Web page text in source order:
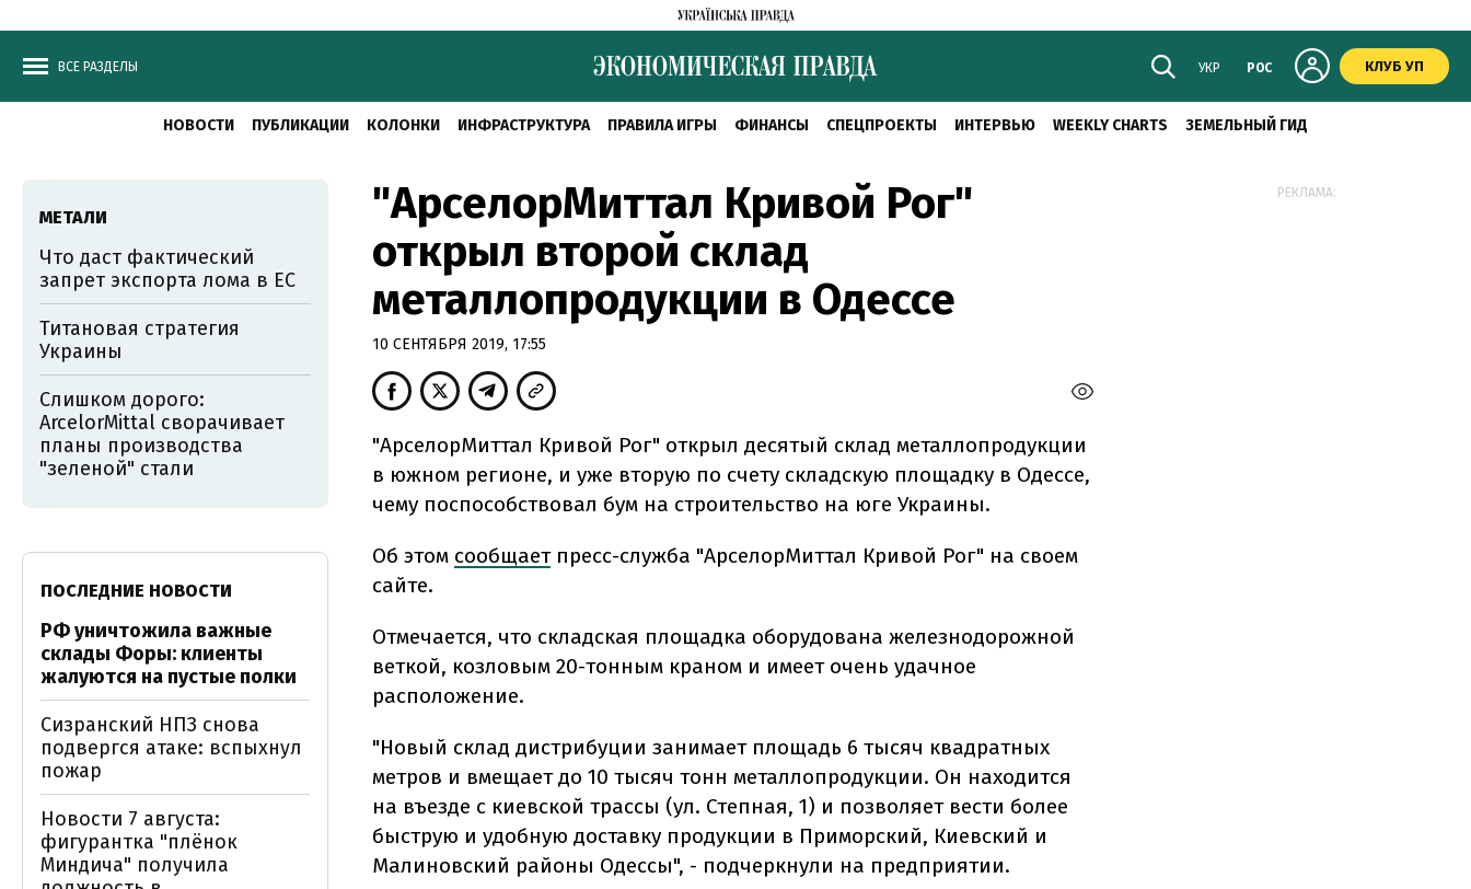
ВСЕ РАЗДЕЛЫ УКР РОС КЛУБ УП
НОВОСТИ ПУБЛИКАЦИИ КОЛОНКИ ИНФРАСТРУКТУРА ПРАВИЛА ИГРЫ ФИНАНСЫ СПЕЦПРОЕКТЫ ИНТЕРВЬЮ WEEKLY CHARTS ЗЕМЕЛЬНЫЙ ГИД
"АрселорМиттал Кривой Рог"
открыл второй склад
металлопродукции в Одессе
10 СЕНТЯБРЯ 2019, 17:55
"АрселорМиттал Кривой Рог" открыл десятый склад металлопродукции
в южном регионе, и уже вторую по счету складскую площадку в Одессе,
чему поспособствовал бум на строительство на юге Украины.
Об этом сообщаетпресс-служба "АрселорМиттал Кривой Рог" на своем
сайте.
Отмечается, что складская площадка оборудована железнодорожной
веткой, козловым 20-тонным краном и имеет очень удачное
расположение.
"Новый склад дистрибуции занимает площадь 6 тысяч квадратных
метров и вмещает до 10 тысяч тонн металлопродукции. Он находится
на въезде с киевской трассы (ул. Степная, 1) и позволяет вести более
быструю и удобную доставку продукции в Приморский, Киевский и
Малиновский районы Одессы", - подчеркнули на предприятии.
МЕТАЛИ
Что даст фактический
запрет экспорта лома в ЕС
Титановая стратегия
Украины
Слишком дорого:
ArcelorMittal сворачивает
планы производства
"зеленой" стали
ПОСЛЕДНИЕ НОВОСТИ
РФ уничтожила важные
склады Форы: клиенты
жалуются на пустые полки
Сизранский НПЗ снова
подвергся атаке: вспыхнул
пожар
Новости 7 августа:
фигурантка "плёнок
Миндича" получила
РЕКЛАМА: